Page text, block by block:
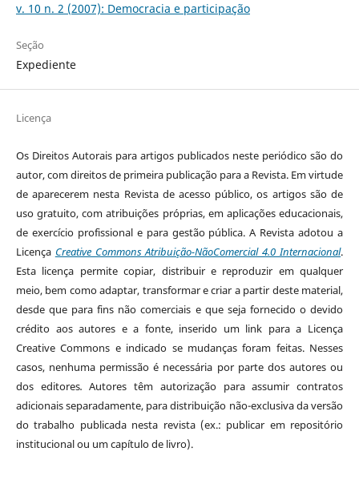
v. 10 n. 2 (2007): Democracia e participação
Seção
Expediente
Licença
Os Direitos Autorais para artigos publicados neste periódico são do
autor, com direitos de primeira publicação para a Revista. Em virtude
de aparecerem nesta Revista de acesso público, os artigos são de
uso gratuito, com atribuições próprias, em aplicações educacionais,
de exercício profissional e para gestão pública. A Revista adotou a
Licença Creative Commons Atribuição-NãoComercial 4.0 Internacional.
Esta licença permite copiar, distribuir e reproduzir em qualquer
meio, bem como adaptar, transformar e criar a partir deste material,
desde que para fins não comerciais e que seja fornecido o devido
crédito aos autores e a fonte, inserido um link para a Licença
Creative Commons e indicado se mudanças foram feitas. Nesses
casos, nenhuma permissão é necessária por parte dos autores ou
dos editores.Autores têm autorização para assumir contratos
adicionais separadamente, para distribuição não-exclusiva da versão
do trabalho publicada nesta revista (ex.: publicar em repositório
institucional ou um capítulo de livro).